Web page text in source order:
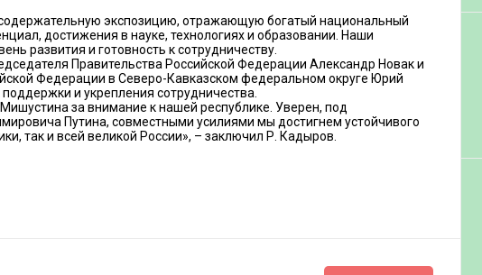
экспозицию, отражающую богатый национальный
достижения в науке, технологиях и образовании. Наши
развития и готовность к сотрудничеству.
Правительства Российской Федерации Александр Новак и
Федерации в Северо-Кавказском федеральном округе Юрий
и укрепления сотрудничества.
за внимание к нашей республике. Уверен, под
Путина, совместными усилиями мы достигнем устойчивого
так и всей великой России», – заключил Р. Кадыров.